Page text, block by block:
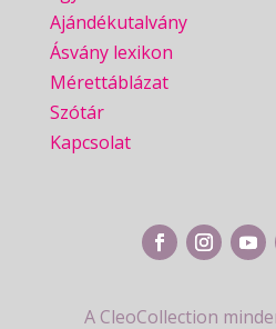
Ajándékutalvány
Ásvány lexikon
Mérettáblázat
Szótár
Kapcsolat
A CleoCollection